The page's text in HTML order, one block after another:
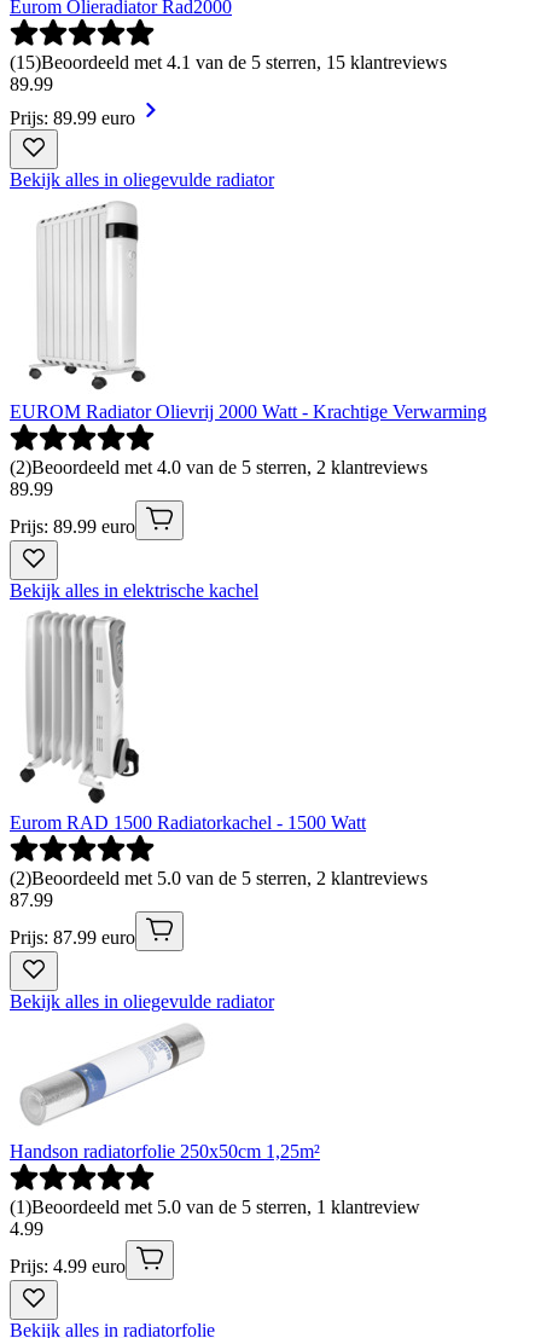
Eurom Olieradiator Rad2000
(15)Beoordeeld met 4.1 van de 5 sterren, 15 klantreviews
89.99
Prijs: 89.99 euro
Bekijk alles in oliegevulde radiator
EUROM Radiator Olievrij 2000 Watt - Krachtige Verwarming
(2)Beoordeeld met 4.0 van de 5 sterren, 2 klantreviews
89.99
Prijs: 89.99 euro
Bekijk alles in elektrische kachel
Eurom RAD 1500 Radiatorkachel - 1500 Watt
(2)Beoordeeld met 5.0 van de 5 sterren, 2 klantreviews
87.99
Prijs: 87.99 euro
Bekijk alles in oliegevulde radiator
Handson radiatorfolie 250x50cm 1,25m²
(1)Beoordeeld met 5.0 van de 5 sterren, 1 klantreview
4.99
Prijs: 4.99 euro
Bekijk alles in radiatorfolie